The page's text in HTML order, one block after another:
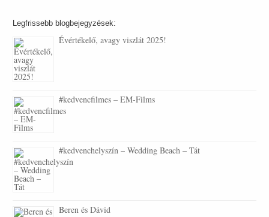
Legfrissebb blogbejegyzések:
Évértékelő, avagy viszlát 2025!
#kedvencfilmes – EM-Films
#kedvenchelyszín – Wedding Beach – Tát
Beren és Dávid